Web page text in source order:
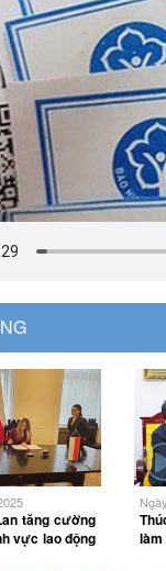
tăng cường
vực lao động